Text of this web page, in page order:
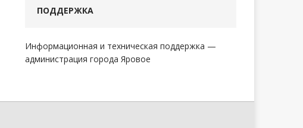
ПОДДЕРЖКА
Информационная и техническая поддержка —
администрация города Яровое